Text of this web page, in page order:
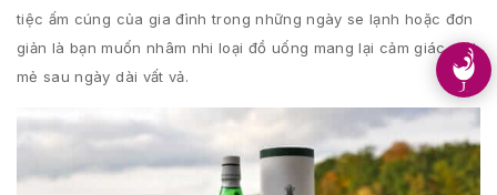
tiệc ấm cúng của gia đình trong những ngày se lạnh hoặc đơn
giản là bạn muốn nhâm nhi loại đồ uống mang lại cảm giác mới
mẻ sau ngày dài vất vả.